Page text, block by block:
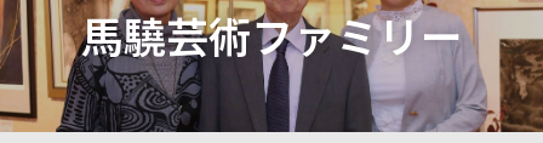
TOP
馬驍の芸術世界
馬驍の芸術世界TOP
馬驍プロフィール
馬驍芸術ファミリー